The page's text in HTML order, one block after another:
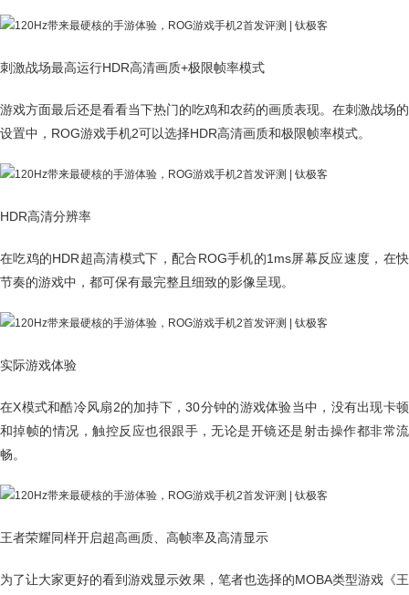
刺激战场最高运行HDR高清画质+极限帧率模式
游戏方面最后还是看看当下热门的吃鸡和农药的画质表现。在刺激战场的
设置中，ROG游戏手机2可以选择HDR高清画质和极限帧率模式。
HDR高清分辨率
在吃鸡的HDR超高清模式下，配合ROG手机的1ms屏幕反应速度，在快
节奏的游戏中，都可保有最完整且细致的影像呈现。
实际游戏体验
在X模式和酷冷风扇2的加持下，30分钟的游戏体验当中，没有出现卡顿
和掉帧的情况，触控反应也很跟手，无论是开镜还是射击操作都非常流
畅。
王者荣耀同样开启超高画质、高帧率及高清显示
为了让大家更好的看到游戏显示效果，笔者也选择的MOBA类型游戏《王